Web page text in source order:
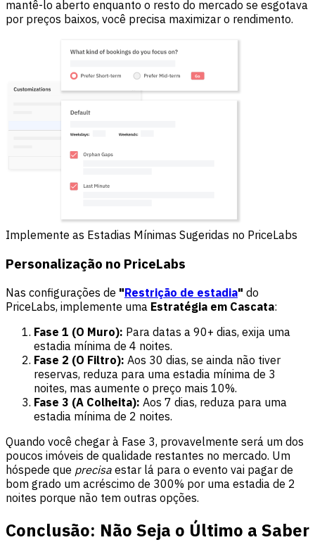
mantê-lo aberto enquanto o resto do mercado se esgotava
por preços baixos, você precisa maximizar o rendimento.
Implemente as Estadias Mínimas Sugeridas no PriceLabs
Personalização no PriceLabs
Nas configurações de "Restrição de estadia" do
PriceLabs, implemente uma Estratégia em Cascata:
Fase 1 (O Muro): Para datas a 90+ dias, exija uma
estadia mínima de 4 noites.
Fase 2 (O Filtro): Aos 30 dias, se ainda não tiver
reservas, reduza para uma estadia mínima de 3
noites, mas aumente o preço mais 10%.
Fase 3 (A Colheita): Aos 7 dias, reduza para uma
estadia mínima de 2 noites.
Quando você chegar à Fase 3, provavelmente será um dos
poucos imóveis de qualidade restantes no mercado. Um
hóspede que precisa estar lá para o evento vai pagar de
bom grado um acréscimo de 300% por uma estadia de 2
noites porque não tem outras opções.
Conclusão: Não Seja o Último a Saber